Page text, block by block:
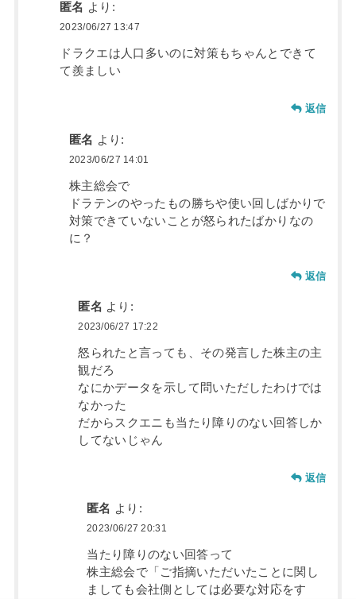
匿名 より:
2023/06/27 13:47
ドラクエは人口多いのに対策もちゃんとできて
て羨ましい
返信
匿名 より:
2023/06/27 14:01
株主総会で
ドラテンのやったもの勝ちや使い回しばかりで
対策できていないことが怒られたばかりなの
に？
返信
匿名 より:
2023/06/27 17:22
怒られたと言っても、その発言した株主の主
観だろ
なにかデータを示して問いただしたわけでは
なかった
だからスクエニも当たり障りのない回答しか
してないじゃん
返信
匿名 より:
2023/06/27 20:31
当たり障りのない回答って
株主総会で「ご指摘いただいたことに関し
ましても会社側としては必要な対応をす